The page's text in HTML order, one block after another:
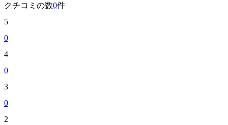
クチコミの数0件
5
0
4
0
3
0
2